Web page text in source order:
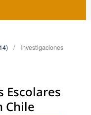
/ Investigaciones
Escolares
Chile